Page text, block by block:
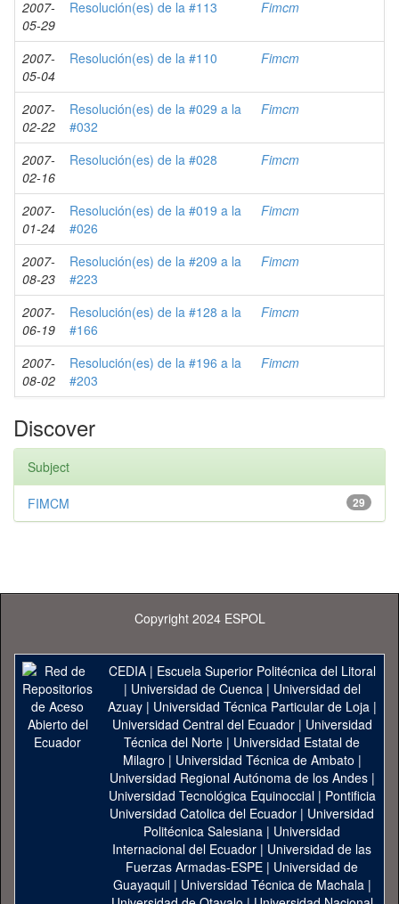
2007-
05-29
Resolución(es) de la #113 Fimcm
2007-
05-04
Resolución(es) de la #110 Fimcm
2007-
02-22
Resolución(es) de la #029 a la
#032
Fimcm
2007-
02-16
Resolución(es) de la #028 Fimcm
2007-
01-24
Resolución(es) de la #019 a la
#026
Fimcm
2007-
08-23
Resolución(es) de la #209 a la
#223
Fimcm
2007-
06-19
Resolución(es) de la #128 a la
#166
Fimcm
2007-
08-02
Resolución(es) de la #196 a la
#203
Fimcm
Discover
Subject
29
FIMCM
Copyright 2024 ESPOL
CEDIA| Escuela Superior Politécnica del Litoral
| Universidad de Cuenca| Universidad del
Azuay| Universidad Técnica Particular de Loja|
Universidad Central del Ecuador| Universidad
Técnica del Norte | Universidad Estatal de
Milagro | Universidad Técnica de Ambato |
Universidad Regional Autónoma de los Andes|
Universidad Tecnológica Equinoccial| Pontificia
Universidad Catolica del Ecuador | Universidad
Politécnica Salesiana | Universidad
Internacional del Ecuador | Universidad de las
Fuerzas Armadas-ESPE | Universidad de
Guayaquil| Universidad Técnica de Machala|